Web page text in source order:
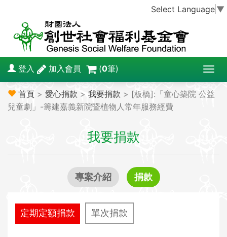
Select Language ▼
T
o
g
登入 加入會員 (0筆)
首頁 > 愛心捐款 > 我要捐款 > [板橋]:「童心築院 公益
兒童劇」-籌建嘉義新院暨植物人常年服務經費
我要捐款
專案介紹 捐款
定期定額捐款 單次捐款